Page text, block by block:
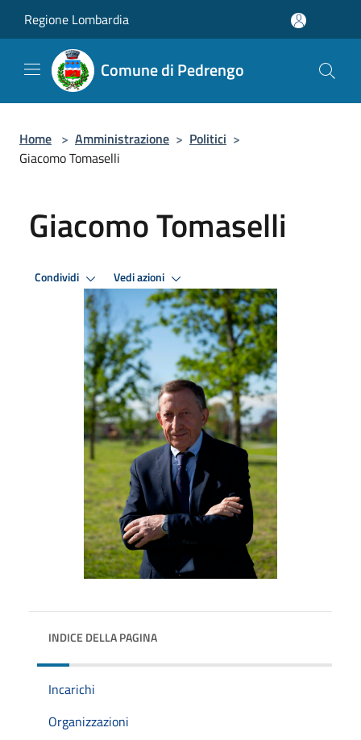
Regione Lombardia
Comune di Pedrengo
Home > Amministrazione > Politici >
Giacomo Tomaselli
Giacomo Tomaselli
Condividi Vedi azioni
INDICE DELLA PAGINA
Incarichi
Organizzazioni